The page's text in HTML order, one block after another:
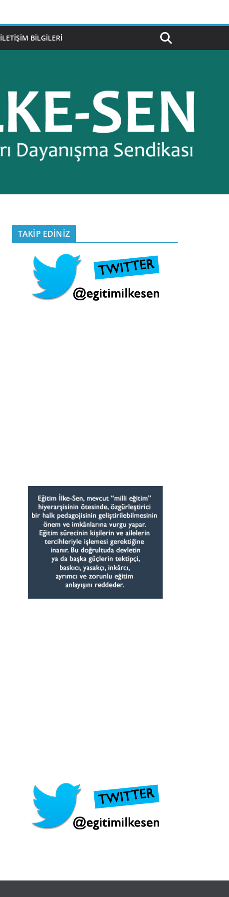
İLETIŞIM BILGILERI
TAKİP EDİNİZ